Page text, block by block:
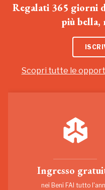
Regalati 365 giorni
più bella,
Scopri tutte le
Ingresso
nei Beni FAI tutto